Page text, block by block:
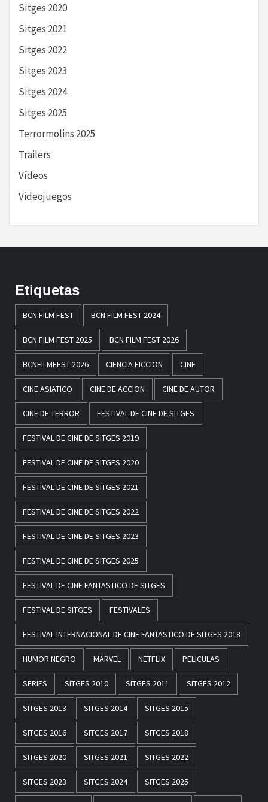
Sitges 2020
Sitges 2021
Sitges 2022
Sitges 2023
Sitges 2024
Sitges 2025
Terrormolins 2025
Trailers
Vídeos
Videojuegos
Etiquetas
BCN FILM FEST BCN FILM FEST 2024
BCN FILM FEST 2025 BCN FILM FEST 2026
BCNFILMFEST 2026 CIENCIA FICCION CINE
CINE ASIATICO CINE DE ACCION CINE DE AUTOR
CINE DE TERROR FESTIVAL DE CINE DE SITGES
FESTIVAL DE CINE DE SITGES 2019
FESTIVAL DE CINE DE SITGES 2020
FESTIVAL DE CINE DE SITGES 2021
FESTIVAL DE CINE DE SITGES 2022
FESTIVAL DE CINE DE SITGES 2023
FESTIVAL DE CINE DE SITGES 2025
FESTIVAL DE CINE FANTASTICO DE SITGES
FESTIVAL DE SITGES FESTIVALES
FESTIVAL INTERNACIONAL DE CINE FANTASTICO DE SITGES 2018
HUMOR NEGRO MARVEL NETFLIX PELICULAS
SERIES SITGES 2010 SITGES 2011 SITGES 2012
SITGES 2013 SITGES 2014 SITGES 2015
SITGES 2016 SITGES 2017 SITGES 2018
SITGES 2020 SITGES 2021 SITGES 2022
SITGES 2023 SITGES 2024 SITGES 2025